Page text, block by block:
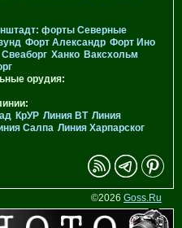
форты Северные
Форт Александр Форт Ино
Свеаборг Ханко Ваксхольм
орудия:
КрУР Линия ВТ Линия
Салпа Линия Харпарског
©2026 Goss.Ru